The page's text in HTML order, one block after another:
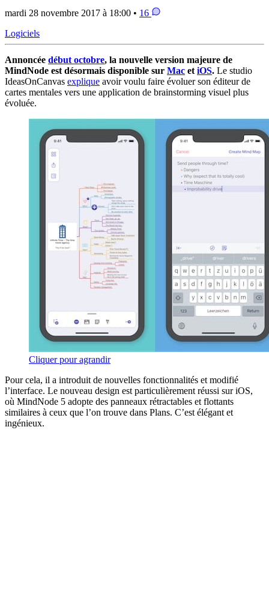
mardi 28 novembre 2017 à 18:00 • 16
Logiciels
Annoncée début octobre, la nouvelle version majeure de
MindNode est désormais disponible sur Mac et iOS. Le studio
IdeasOnCanvas explique avoir voulu faire évoluer son éditeur de
cartes mentales vers une application de brainstorming visuel plus
évoluée.
Cliquer pour agrandir
Pour cela, il a introduit de nouvelles fonctionnalités et modifié
l’interface. Le nouveau design est particulièrement réussi sur iOS,
où MindNode 5 adopte des panneaux rétractables et flottants
similaires à ceux que l’on trouve dans Plans. C’est élégant et
ingénieux.